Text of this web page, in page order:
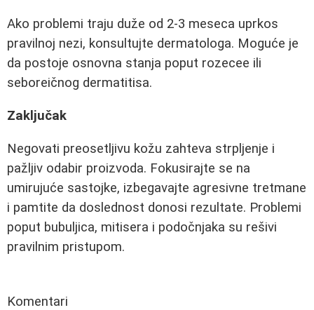
Ako problemi traju duže od 2-3 meseca uprkos
pravilnoj nezi, konsultujte dermatologa. Moguće je
da postoje osnovna stanja poput rozecee ili
seboreičnog dermatitisa.
Zaključak
Negovati preosetljivu kožu zahteva strpljenje i
pažljiv odabir proizvoda. Fokusirajte se na
umirujuće sastojke, izbegavajte agresivne tretmane
i pamtite da doslednost donosi rezultate. Problemi
poput bubuljica, mitisera i podočnjaka su rešivi
pravilnim pristupom.
Komentari